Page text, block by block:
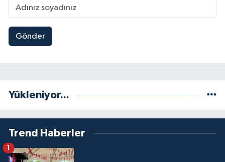
Gönder
Yükleniyor...
Trend Haberler
1